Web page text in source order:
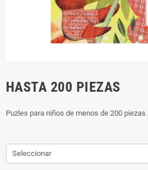
HASTA 200 PIEZAS
Puzles para niños de menos de 200 piezas.
Seleccionar